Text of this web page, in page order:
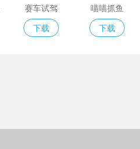
赛车试驾
下载
喵喵抓鱼
下载